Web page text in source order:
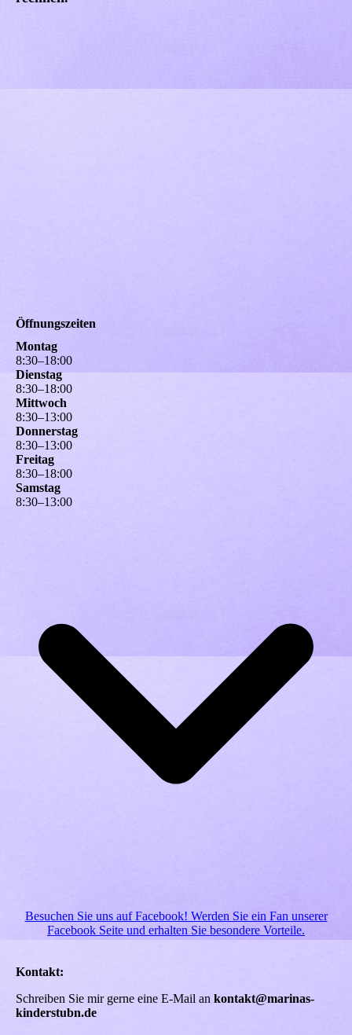
Öffnungszeiten
Montag
8:30–18:00
Dienstag
8:30–18:00
Mittwoch
8:30–13:00
Donnerstag
8:30–13:00
Freitag
8:30–18:00
Samstag
8:30–13:00
Besuchen Sie uns auf Facebook! Werden Sie ein Fan unserer
Facebook Seite und erhalten Sie besondere Vorteile.
Kontakt:
Schreiben Sie mir gerne eine E-Mail an kontakt@marinas-
kinderstubn.de